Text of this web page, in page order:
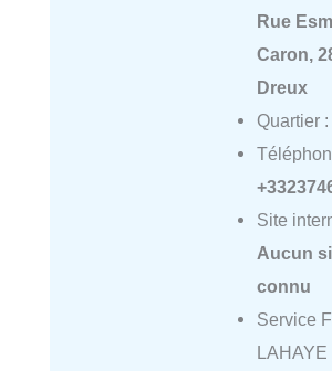
Rue
Caron,
Dreux
Quartier :
Site
Aucun
connu
Service
LAHAYE